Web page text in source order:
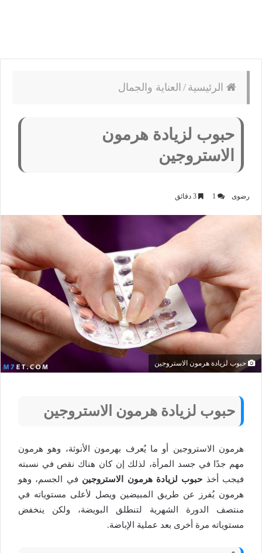
الرئيسية / العناية والجمال
حبوب لزيادة هرمون
الاستروجين
رضوى 1
حبوب لزيادة هرمون الاستروجين
حبوب لزيادة هرمون الاستروجين
هرمون الاستروجين أو ما يُعرف بهرمون الأنوثة، وهو هرمون
مهم جدًا في جسد المرأة، لذلك إن كان هناك نقص في نسبته
فيجب أخذ حبوب لزيادة هرمون الاستروجين في الجسم، وهو
هرمون يُفرز عن طريق المبيضين ويصل لأعلى مستوياته في
منتصف الدورة الشهرية لتنطلق البويضة، ولكن ينخفض
مستوياته مرة أخرى بعد عملية الإباضة.